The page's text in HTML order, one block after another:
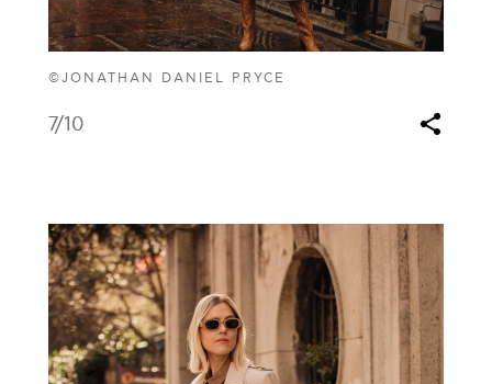
©JONATHAN DANIEL PRYCE
7/10